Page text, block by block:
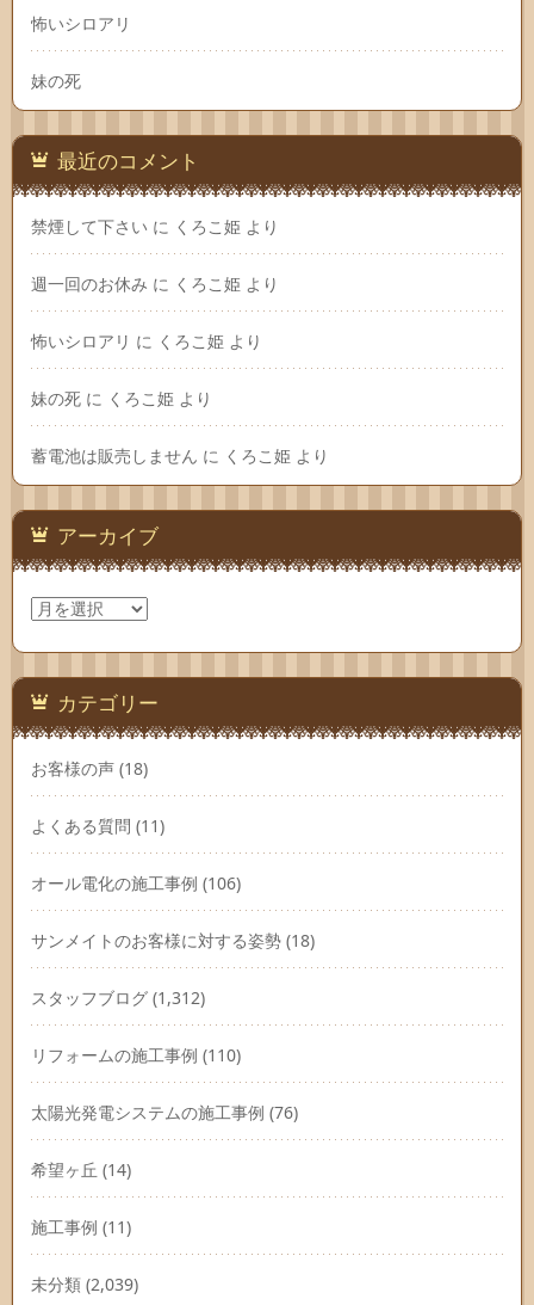
怖いシロアリ
妹の死
最近のコメント
禁煙して下さい に くろこ姫 より
週一回のお休み に くろこ姫 より
怖いシロアリ に くろこ姫 より
妹の死 に くろこ姫 より
蓄電池は販売しません に くろこ姫 より
アーカイブ
ア
ー
カ
イ
ブ カテゴリー
お客様の声 (18)
よくある質問 (11)
オール電化の施工事例 (106)
サンメイトのお客様に対する姿勢 (18)
スタッフブログ (1,312)
リフォームの施工事例 (110)
太陽光発電システムの施工事例 (76)
希望ヶ丘 (14)
施工事例 (11)
未分類 (2,039)